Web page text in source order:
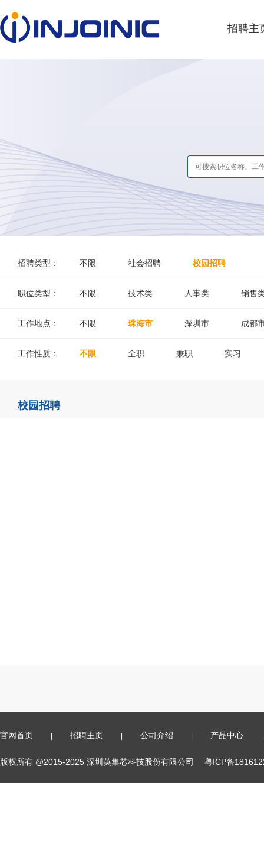
招聘主
招聘类型： 不限 社会招聘 校园招聘
职位类型： 不限 技术类 人事类 销售
工作地点： 不限 珠海市 深圳市 成都
工作性质： 不限 全职 兼职 实习
校园招聘
官网首页 | 招聘主页 | 公司介绍 | 产品中心 |
版权所有 @2015-2025 深圳英集芯科技股份有限公司 粤ICP备